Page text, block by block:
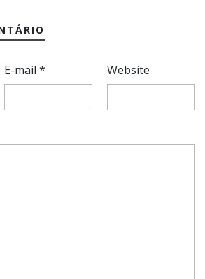
E-mail* Website